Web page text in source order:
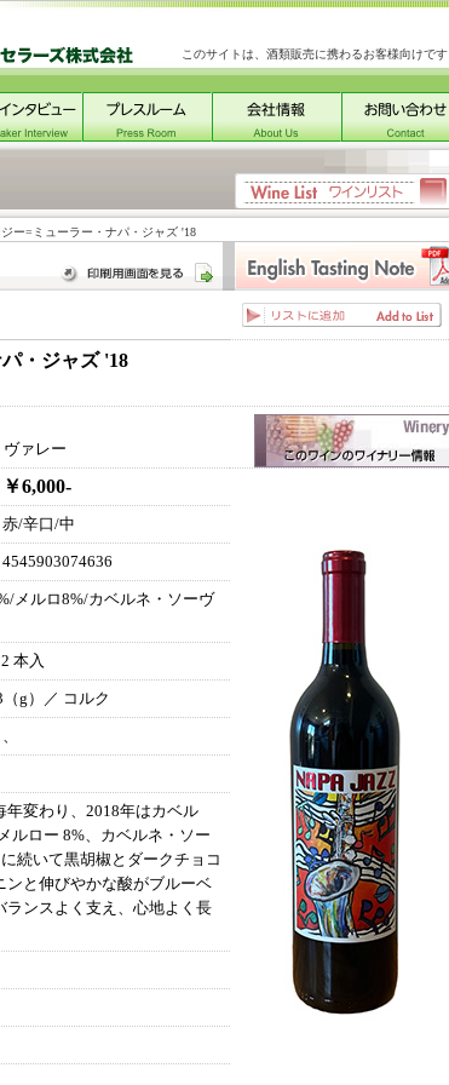
このサイトは、酒類販売に携わるお客様向けです
ー=ミューラー・ナパ・ジャズ '18
・ジャズ '18
ァレー
￥6,000-
赤/辛口/中
4545903074636
メルロ8%/カベルネ・ソーヴ
本入
g）／ コルク
、
変わり、2018年はカベル
ルロー 8%、カベルネ・ソー
続いて黒胡椒とダークチョコ
ンと伸びやかな酸がブルーベ
ランスよく支え、心地よく長